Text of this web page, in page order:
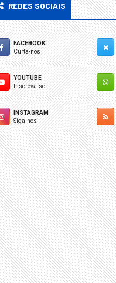
REDES SOCIAIS
FACEBOOK
Curta-nos
YOUTUBE
Inscreva-se
INSTAGRAM
Siga-nos